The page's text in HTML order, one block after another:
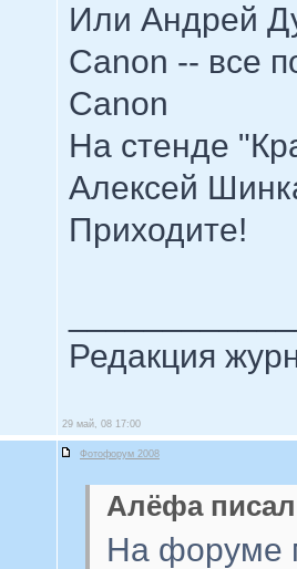
Или Андрей
Canon -- все
Canon
На стенде
Алексей
Приходите!
Редакция
29 май, 08 17:00
Фотофорум 2008
Алёфа
На форуме